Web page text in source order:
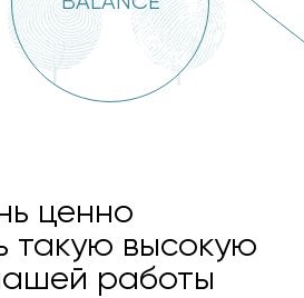
ценно
такую высокую
работы